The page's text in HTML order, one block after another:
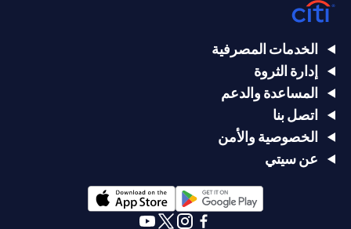
الخدمات المصرفية
إدارة الثروة
المساعدة والدعم
اتصل بنا
الخصوصية والأمن
عن سيتي
(opens in a new tab)